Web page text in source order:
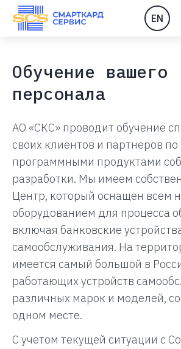
EN
Обучение вашего
персонала
АО «СКС» проводит обучение
своих клиентов и партнеров по
программными продуктами
разработки. Мы имеем
Центр, который оснащен всем
оборудованием для процесса
включая банковские
самообслуживания. На
имеется самый большой в
работающих устройств
различных марок и моделей,
одном месте.
С учетом текущей ситуации с